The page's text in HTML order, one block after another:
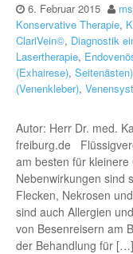
6. Februar 2015 ms
Konservative Therapie,
ClariVein©, Diagnostik
Lasertherapie,
(Exhairese), Seitenästen)
(Venenkleber),
Autor: Herr Dr. med.
freiburg.de
am besten für
Nebenwirkungen sind
Flecken, Nekrosen
sind auch Allergien
von Besenreisern am
der Behandlung für […]